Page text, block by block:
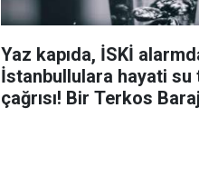
Yaz kapıda, İSKİ
İstanbullulara hayati
çağrısı! Bir Terkos